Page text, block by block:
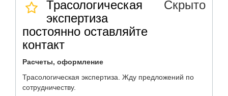
Трасологическая
экспертиза
постоянно оставляйте
контакт
Скрыто
Расчеты, оформление
Трасологическая экспертиза. Жду предложений по
сотрудничеству.